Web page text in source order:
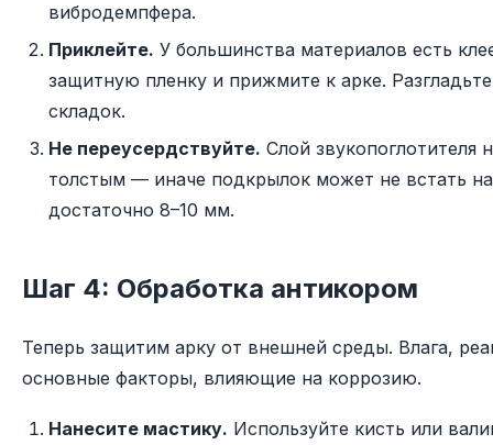
вибродемпфера.
Приклейте. У большинства материалов есть
защитную пленку и прижмите к арке.
складок.
Не переусердствуйте. Слой
толстым — иначе подкрылок может не встать
достаточно 8–10 мм.
Шаг 4: Обработка антикором
Теперь защитим арку от внешней среды. Влага,
основные факторы, влияющие на коррозию.
Нанесите мастику. Используйте кисть или